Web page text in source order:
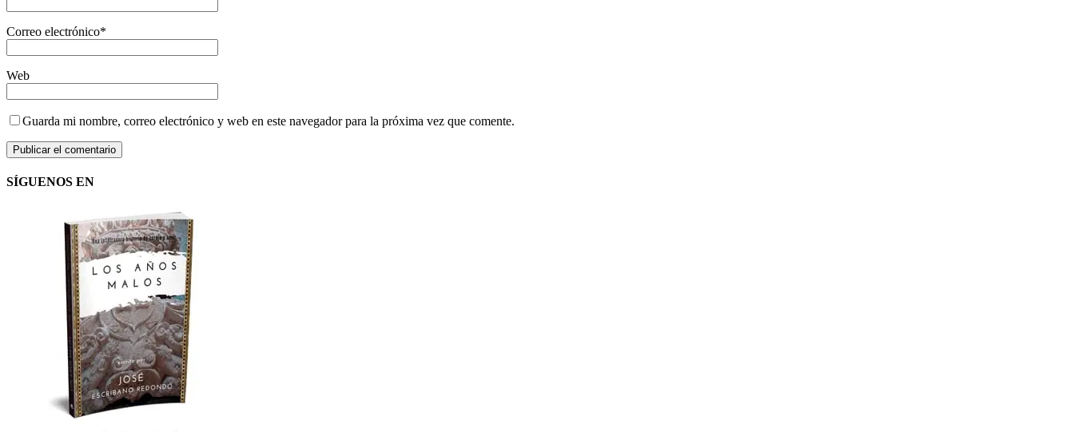
Correo electrónico*
Web
Guarda mi nombre, correo electrónico y web en este navegador para la próxima vez que comente.
SÍGUENOS EN